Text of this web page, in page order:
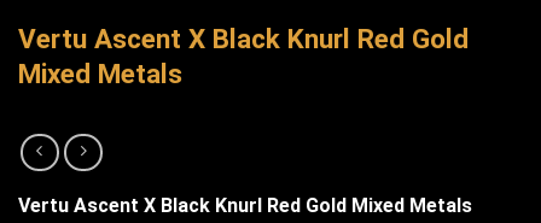
Vertu Ascent X Black Knurl Red Gold
Mixed Metals
Vertu Ascent X Black Knurl Red Gold Mixed Metals